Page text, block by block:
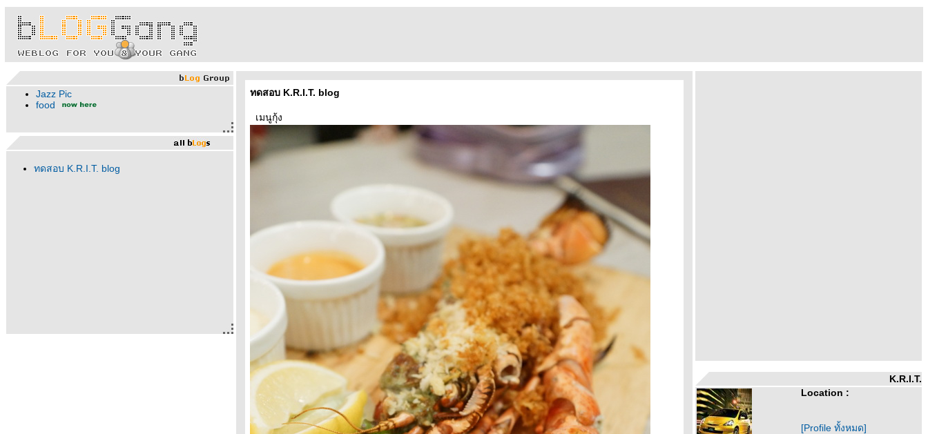
Jazz Pic
food
ทดสอบ K.R.I.T. blog
ทดสอบ K.R.I.T. blog
เมนูกุ้ง
K.R.I.T.
Location :
[Profile ทั้งหมด]